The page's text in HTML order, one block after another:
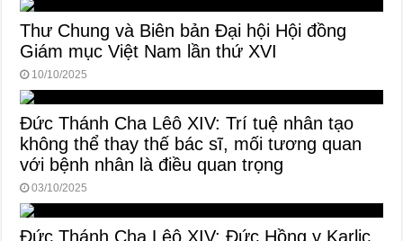
Thư Chung và Biên bản Đại hội Hội đồng
Giám mục Việt Nam lần thứ XVI
10/10/2025
Đức Thánh Cha Lêô XIV: Trí tuệ nhân tạo
không thể thay thế bác sĩ, mối tương quan
với bệnh nhân là điều quan trọng
03/10/2025
Đức Thánh Cha Lêô XIV: Đức Hồng y Karlic